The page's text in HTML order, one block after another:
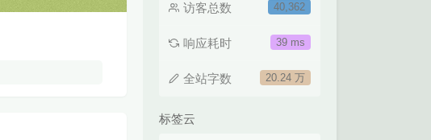
40,362
访客总数
39 ms
响应耗时
20.24 万
全站字数
标签云